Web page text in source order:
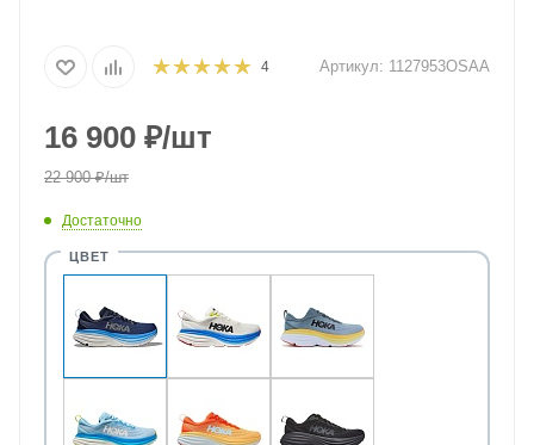
4 Артикул: 1127953OSAA
16 900 ₽/шт
22 900₽/шт
Достаточно